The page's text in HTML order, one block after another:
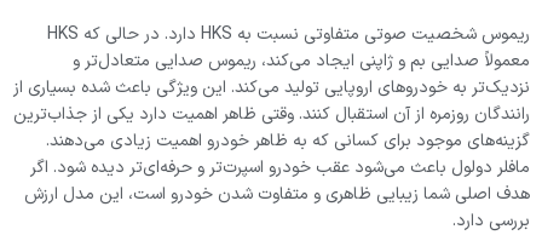
ریموس شخصیت صوتی متفاوتی نسبت به HKS دارد. در حالی که HKS
معمولاً صدایی بم و ژاپنی ایجاد می‌کند، ریموس صدایی متعادل‌تر و
نزدیک‌تر به خودروهای اروپایی تولید می‌کند. این ویژگی باعث شده بسیاری از
رانندگان روزمره از آن استقبال کنند. وقتی ظاهر اهمیت دارد یکی از جذاب‌ترین
گزینه‌های موجود برای کسانی که به ظاهر خودرو اهمیت زیادی می‌دهند.
مافلر دولول باعث می‌شود عقب خودرو اسپرت‌تر و حرفه‌ای‌تر دیده شود. اگر
هدف اصلی شما زیبایی ظاهری و متفاوت شدن خودرو است، این مدل ارزش
بررسی دارد.